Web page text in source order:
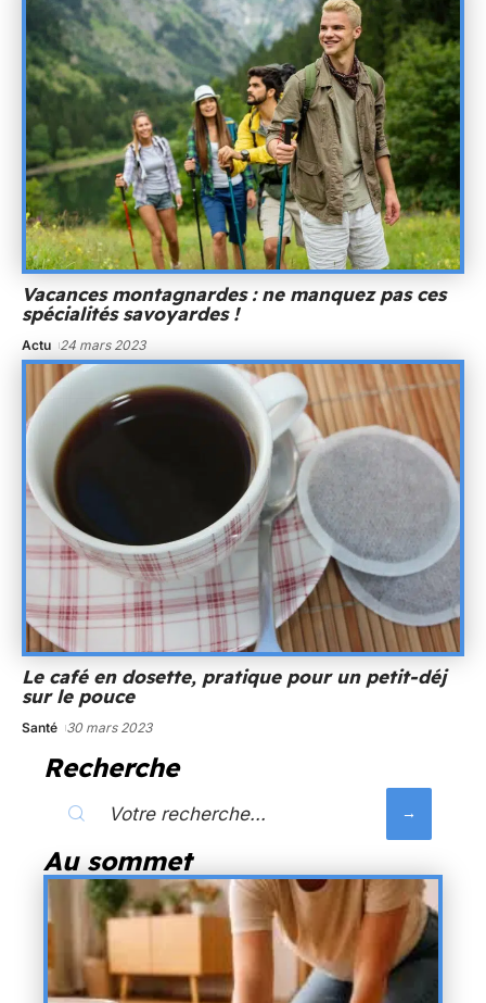
Vacances montagnardes : ne manquez pas ces
spécialités savoyardes !
Actu 24 mars 2023
Le café en dosette, pratique pour un petit-déj
sur le pouce
Santé 30 mars 2023
Recherche
Au sommet